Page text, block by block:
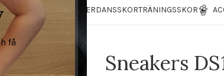
få
DANSKLÄDERDANSSKORTRÄNINGSSKOR
Sneakers